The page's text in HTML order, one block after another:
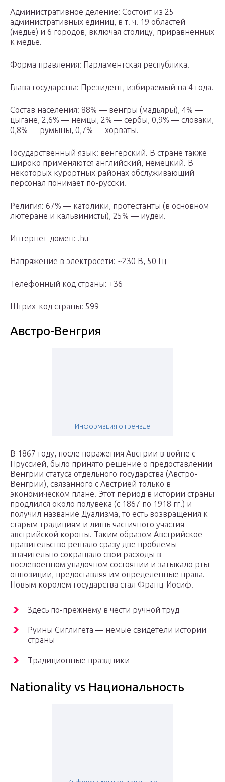
Административное деление: Состоит из 25
административных единиц, в т. ч. 19 областей
(медье) и 6 городов, включая столицу, приравненных
к медье.
Форма правления: Парламентская республика.
Глава государства: Президент, избираемый на 4 года.
Состав населения: 88% — венгры (мадьяры), 4% —
цыгане, 2,6% — немцы, 2% — сербы, 0,9% — словаки,
0,8% — румыны, 0,7% — хорваты.
Государственный язык: венгерский. В стране также
широко применяются английский, немецкий. В
некоторых курортных районах обслуживающий
персонал понимает по-русски.
Религия: 67% — католики, протестанты (в основном
лютеране и кальвинисты), 25% — иудеи.
Интернет-домен: .hu
Напряжение в электросети: ~230 В, 50 Гц
Телефонный код страны: +36
Штрих-код страны: 599
Австро-Венгрия
Информация о гренаде
В 1867 году, после поражения Австрии в войне с
Пруссией, было принято решение о предоставлении
Венгрии статуса отдельного государства (Австро-
Венгрии), связанного с Австрией только в
экономическом плане. Этот период в истории страны
продлился около полувека (с 1867 по 1918 гг.) и
получил название Дуализма, то есть возвращения к
старым традициям и лишь частичного участия
австрийской короны. Таким образом Австрийское
правительство решало сразу две проблемы —
значительно сокращало свои расходы в
послевоенном упадочном состоянии и затыкало рты
оппозиции, предоставляя им определенные права.
Новым королем государства стал Франц-Иосиф.
Здесь по-прежнему в чести ручной труд
Руины Сиглигета — немые свидетели истории
страны
Традиционные праздники
Nationality vs Национальность